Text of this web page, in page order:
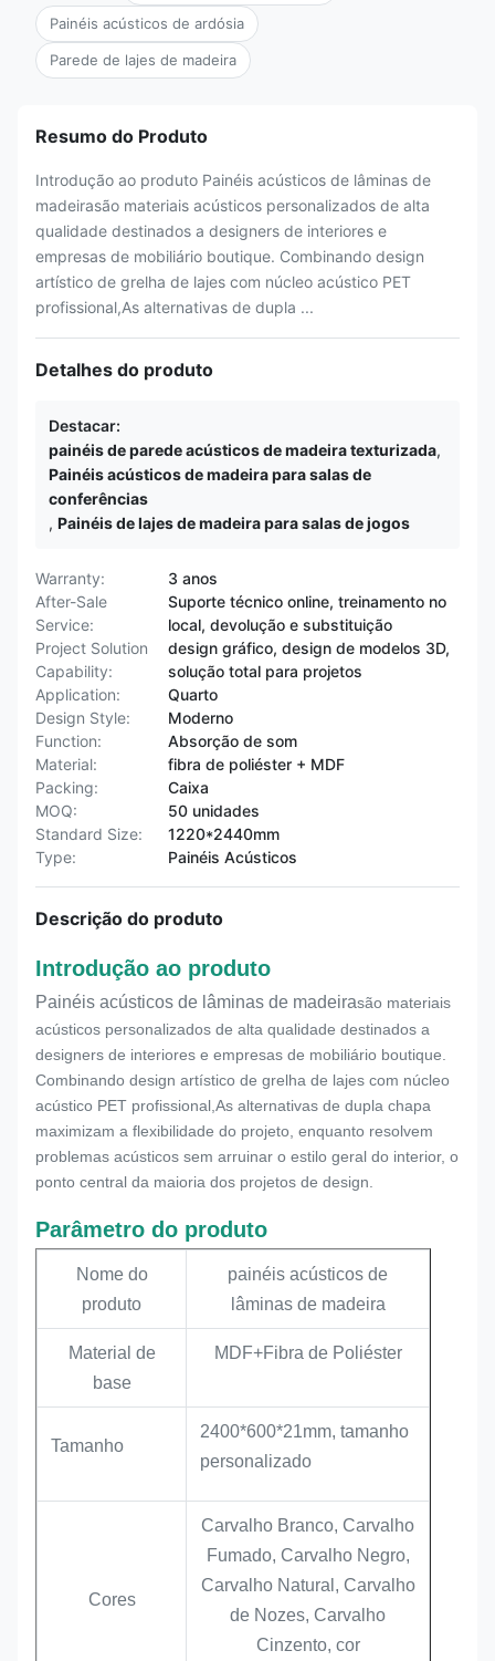
Painéis acústicos de ardósia
Parede de lajes de madeira
Resumo do Produto
Introdução ao produto Painéis acústicos de lâminas de
madeirasão materiais acústicos personalizados de alta
qualidade destinados a designers de interiores e
empresas de mobiliário boutique. Combinando design
artístico de grelha de lajes com núcleo acústico PET
profissional,As alternativas de dupla ...
Detalhes do produto
Destacar:
painéis de parede acústicos de madeira texturizada,
Painéis acústicos de madeira para salas de
conferências
, Painéis de lajes de madeira para salas de jogos
Warranty:
3 anos
After-Sale
Service:
Suporte técnico online, treinamento no
local, devolução e substituição
Project Solution
Capability:
design gráfico, design de modelos 3D,
solução total para projetos
Application:
Quarto
Design Style:
Moderno
Function:
Absorção de som
Material:
fibra de poliéster + MDF
Packing:
Caixa
MOQ:
50 unidades
Standard Size:
1220*2440mm
Type:
Painéis Acústicos
Descrição do produto
Introdução ao produto
Painéis acústicos de lâminas de madeirasão materiais
acústicos personalizados de alta qualidade destinados a
designers de interiores e empresas de mobiliário boutique.
Combinando design artístico de grelha de lajes com núcleo
acústico PET profissional,As alternativas de dupla chapa
maximizam a flexibilidade do projeto, enquanto resolvem
problemas acústicos sem arruinar o estilo geral do interior, o
ponto central da maioria dos projetos de design.
Parâmetro do produto
Nome do
produto
painéis acústicos de
lâminas de madeira
Material de
base
MDF+Fibra de Poliéster
Tamanho
2400*600*21mm, tamanho
personalizado
Cores
Carvalho Branco, Carvalho
Fumado, Carvalho Negro,
Carvalho Natural, Carvalho
de Nozes, Carvalho
Cinzento, cor